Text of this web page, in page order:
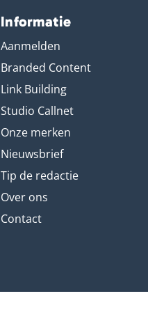
Informatie
Aanmelden
Branded Content
Link Building
Studio Callnet
Onze merken
Nieuwsbrief
Tip de redactie
Over ons
Contact